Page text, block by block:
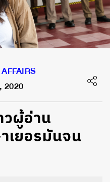
AFFAIRS
2020
ผู้อ่าน
ยอรมันจน